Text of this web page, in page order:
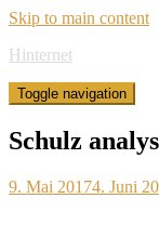
Skip to main content
Hinternet
Toggle navigation
Schulz
9. Mai 20174. Juni